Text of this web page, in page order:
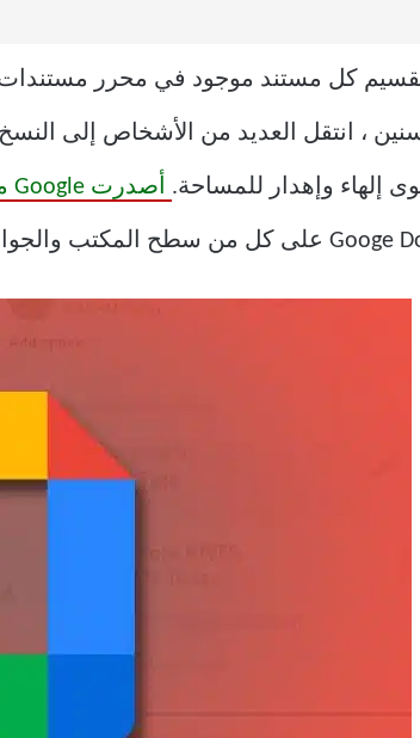
، انتقل العديد من الأشخاص إلى
إلهاء وإهدار للمساحة. أصدرت Google ميزة جديدة تسمى Smart Canvas